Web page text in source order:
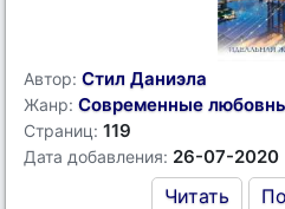
Автор: Стил Даниэла
Жанр: Современные
Страниц: 119
Дата добавления: 26-07-2020
Читать